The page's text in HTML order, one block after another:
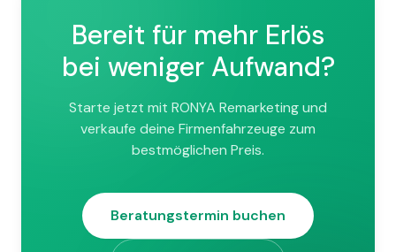
Bereit für mehr Erlös
bei weniger Aufwand?
Starte jetzt mit RONYA Remarketing und
verkaufe deine Firmenfahrzeuge zum
bestmöglichen Preis.
Beratungstermin buchen